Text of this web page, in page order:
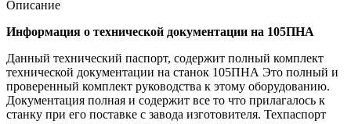
Описание
Информация о технической документации на 105ПНА
Данный технический паспорт, содержит полный комплект
технической документации на станок 105ПНА Это полный и
проверенный комплект руководства к этому оборудованию.
Документация полная и содержит все то что прилагалось к
станку при его поставке с завода изготовителя. Техпаспорт